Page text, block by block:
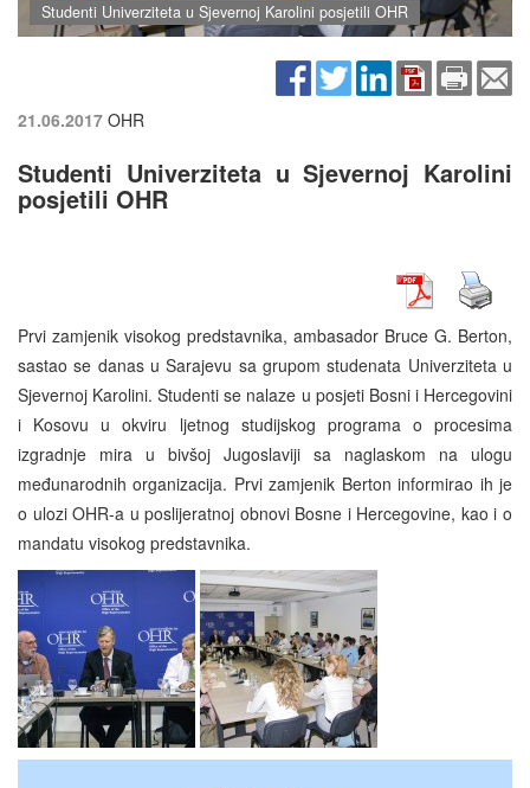
Studenti Univerziteta u Sjevernoj Karolini posjetili OHR
21.06.2017 OHR
Studenti Univerziteta u Sjevernoj Karolini
posjetili OHR
Prvi zamjenik visokog predstavnika, ambasador Bruce G. Berton,
sastao se danas u Sarajevu sa grupom studenata Univerziteta u
Sjevernoj Karolini. Studenti se nalaze u posjeti Bosni i Hercegovini
i Kosovu u okviru ljetnog studijskog programa o procesima
izgradnje mira u bivšoj Jugoslaviji sa naglaskom na ulogu
međunarodnih organizacija. Prvi zamjenik Berton informirao ih je
o ulozi OHR-a u poslijeratnoj obnovi Bosne i Hercegovine, kao i o
mandatu visokog predstavnika.